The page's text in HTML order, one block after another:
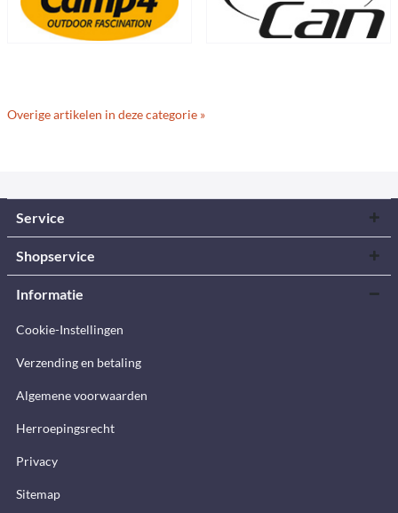
Overige artikelen in deze categorie »
Service
Shopservice
Informatie
Cookie-Instellingen
Verzending en betaling
Algemene voorwaarden
Herroepingsrecht
Privacy
Sitemap